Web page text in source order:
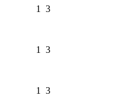
1 3
1 3
1 3